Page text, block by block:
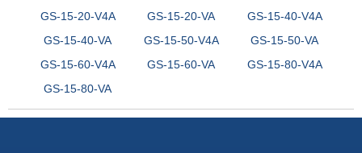
GS-15-20-V4A
GS-15-20-VA
GS-15-40-V4A
GS-15-40-VA
GS-15-50-V4A
GS-15-50-VA
GS-15-60-V4A
GS-15-60-VA
GS-15-80-V4A
GS-15-80-VA